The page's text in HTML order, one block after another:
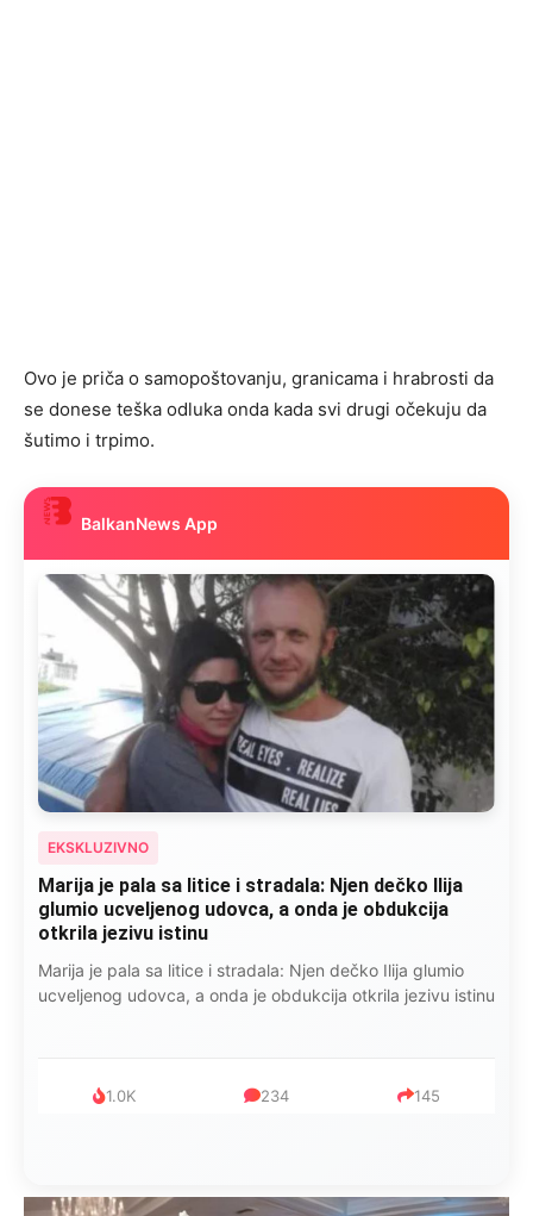
Ovo je priča o samopoštovanju, granicama i hrabrosti da
se donese teška odluka onda kada svi drugi očekuju da
šutimo i trpimo.
BalkanNews App
EKSKLUZIVNO
Kad se Marin suprug razbolio ona ga kupala,
pelene mu mijenjala: Jedno jutro je poslao po
čokoladu..
Kad se Marin suprug razbolio ona ga kupala, pelene mu
mijenjala: Jedno jutro je poslao po čokoladu..
999 321 234